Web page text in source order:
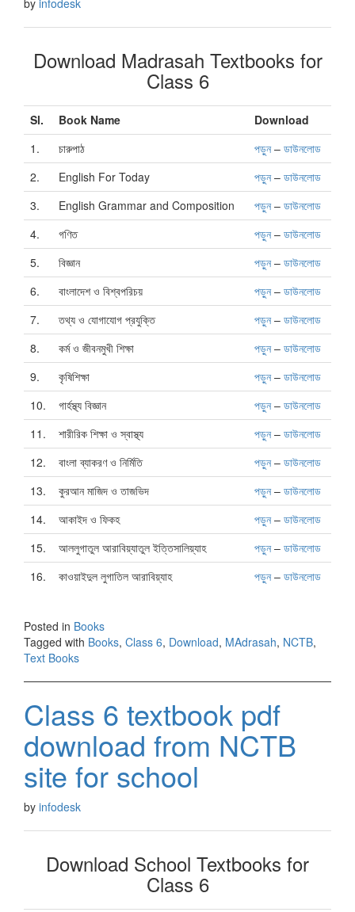
Download Madrasah Textbooks for
Class 6
Sl. Book Name
Download
1.
চারুপাঠ পড়ুন– ডাউনলোড
2.
English For Today পড়ুন– ডাউনলোড
3.
English Grammar and Composition পড়ুন– ডাউনলোড
4.
গণিত পড়ুন– ডাউনলোড
5.
বিজ্ঞান পড়ুন– ডাউনলোড
6.
বাংলাদেশ ও বিশ্বপরিচয় পড়ুন– ডাউনলোড
7.
তথ্য ও যোগাযোগ প্রযুক্তি পড়ুন– ডাউনলোড
8.
কর্ম ও জীবনমুখী শিক্ষা পড়ুন– ডাউনলোড
9.
কৃষিশিক্ষা পড়ুন– ডাউনলোড
10.
গার্হস্থ্য বিজ্ঞান পড়ুন– ডাউনলোড
11.
শারীরিক শিক্ষা ও স্বাস্থ্য পড়ুন– ডাউনলোড
12.
বাংলা ব্যাকরণ ও নির্মিতি পড়ুন– ডাউনলোড
13.
কুরআন মাজিদ ও তাজভিদ পড়ুন– ডাউনলোড
14.
আকাইদ ও ফিকহ পড়ুন– ডাউনলোড
15.
আললুগাতুল আরাবিয়্যাতুল ইত্তিসালিয়্যাহ পড়ুন– ডাউনলোড
16.
কাওয়াইদুল লুগাতিল আরাবিয়্যাহ পড়ুন– ডাউনলোড
Posted in Books
Tagged with Books, Class 6, Download, MAdrasah, NCTB,
Text Books
Class 6 textbook pdf
download from NCTB
site for school
by infodesk
Download School Textbooks for
Class 6